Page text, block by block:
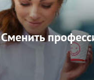
Сменить